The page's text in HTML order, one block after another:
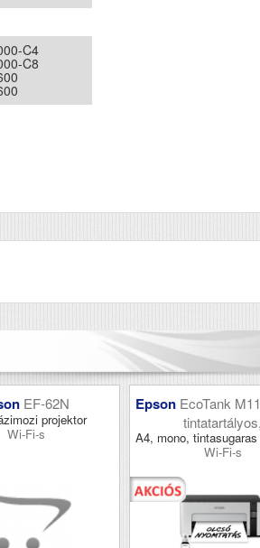
C4
C8
EF-62N
projektor
Wi-Fi-s
Epson EcoTank
tintatartályos,
A4, mono,
Wi-Fi-s